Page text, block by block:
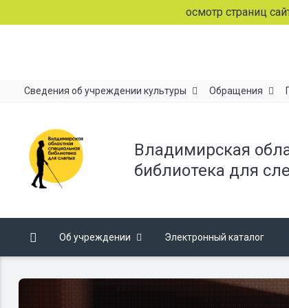
Продолжая просмотр страниц сайта,
Сведения об учреждении культуры Обращения
Владимирская
библиотека для
Об учреждении Электронный каталог